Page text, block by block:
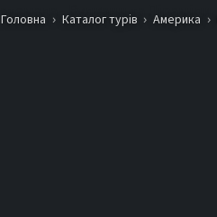
Головна Каталог турів Америка